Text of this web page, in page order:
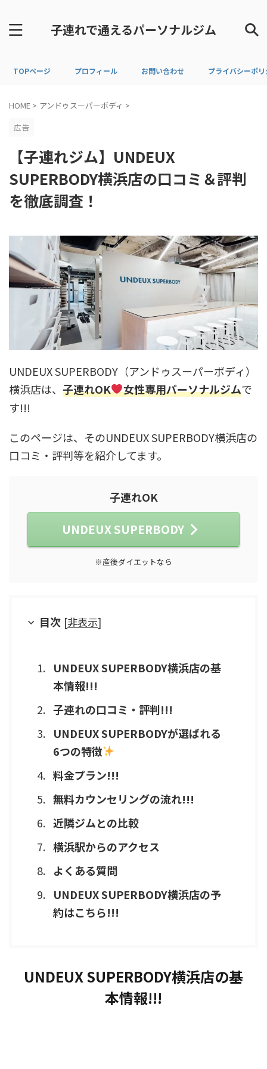
子連れで通えるパーソナルジム
TOPページ プロフィール お問い合わせ プライバシーポ
HOME > アンドゥスーパーボディ >
広告
【子連れジム】UNDEUX
SUPERBODY横浜店の口コミ＆評判
を徹底調査！
UNDEUX SUPERBODY（アンドゥスーパーボディ）
横浜店は、 子連れOK 女性専用パーソナルジムで
す!!!
このページは、そのUNDEUX SUPERBODY横浜店の
口コミ・評判等を紹介してます。
子連れOK
UNDEUX SUPERBODY
※産後ダイエットなら
目次 [非表示]
UNDEUX SUPERBODY横浜店の基
本情報!!!
子連れの口コミ・評判!!!
UNDEUX SUPERBODYが選ばれる
6つの特徴
料金プラン!!!
無料カウンセリングの流れ!!!
近隣ジムとの比較
横浜駅からのアクセス
よくある質問
UNDEUX SUPERBODY横浜店の予
約はこちら!!!
UNDEUX SUPERBODY横浜店の基
本情報!!!